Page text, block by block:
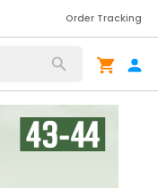
Order Tracking